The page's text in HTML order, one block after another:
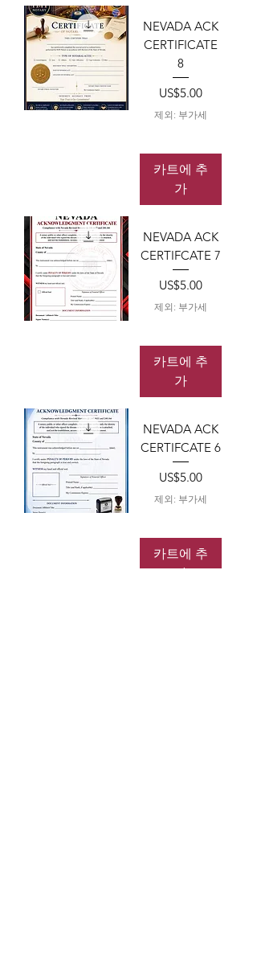
NEVADA ACK
CERTIFICATE
8
가격
US$5.00
제외: 부가세
카트에 추
가
NEVADA ACK
CERTIFCATE 7
가격
US$5.00
제외: 부가세
카트에 추
가
NEVADA ACK
CERTIFCATE 6
가격
US$5.00
제외: 부가세
카트에 추
가